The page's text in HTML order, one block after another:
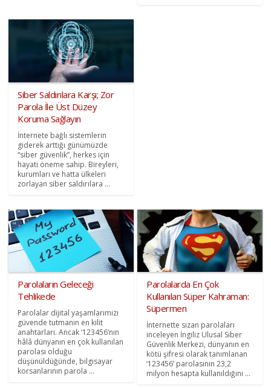
Siber Saldırılara Karşı; Zor
Parola İle Üst Düzey
Koruma Sağlayın
İnternete bağlı sistemlerin
giderek arttığı günümüzde
“siber güvenlik”, herkes için
hayati öneme sahip. Bireyleri,
kurumları ve hatta ülkeleri
zorlayan siber saldırılara ...
Parolaların Geleceği
Tehlikede
Parolalar dijital yaşamlarımızı
güvende tutmanın en kilit
anahtarları. Ancak ‘123456‘nın
hâlâ dünyanın en çok kullanılan
parolası olduğu
düşünüldüğünde, bilgisayar
korsanlarının parola ...
Parolalarda En Çok
Kullanılan Süper Kahraman:
Süpermen
İnternette sızan parolaları
inceleyen İngiliz Ulusal Siber
Güvenlik Merkezi, dünyanın en
kötü şifresi olarak tanımlanan
‘123456’ parolasının 23,2
milyon hesapta kullanıldığını ...